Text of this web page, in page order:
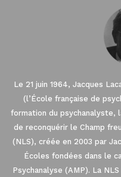
Le 21 juin 1964, Jacques
(l’École française de
formation du psychanalyste,
de reconquérir le Champ
(NLS), créée en 2003 par
Écoles fondées dans le
Psychanalyse (AMP). La